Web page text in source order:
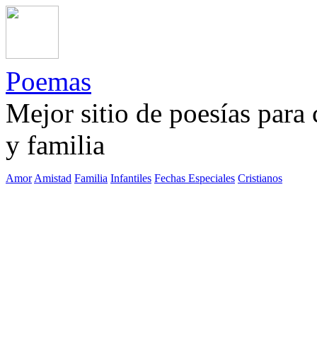
Poemas
Mejor sitio de poesías
y familia
Amor Amistad Familia Infantiles Fechas Especiales Cristianos